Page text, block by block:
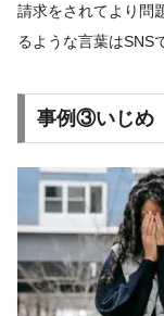
請求をされてより問
るような言葉はSNS
事例③いじめ